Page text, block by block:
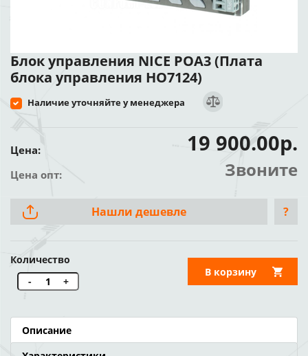
Блок управления NICE POA3 (Плата
блока управления HO7124)
Наличие уточняйте у менеджера
Цена: 19 900.00р.
Цена опт: Звоните
Нашли дешевле ?
Количество
-
+
В корзину
Описание